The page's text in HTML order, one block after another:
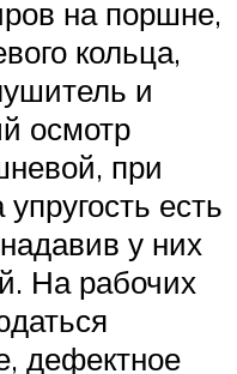
на поршне,
кольца,
и
осмотр
при
есть
у них
На рабочих
дефектное